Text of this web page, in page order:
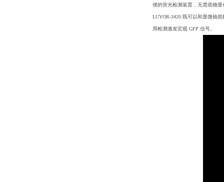
便的荧光检测装置，无需底物
LUYOR-3420 既可以和显微镜
用检测激发宏观 GFP 信号。